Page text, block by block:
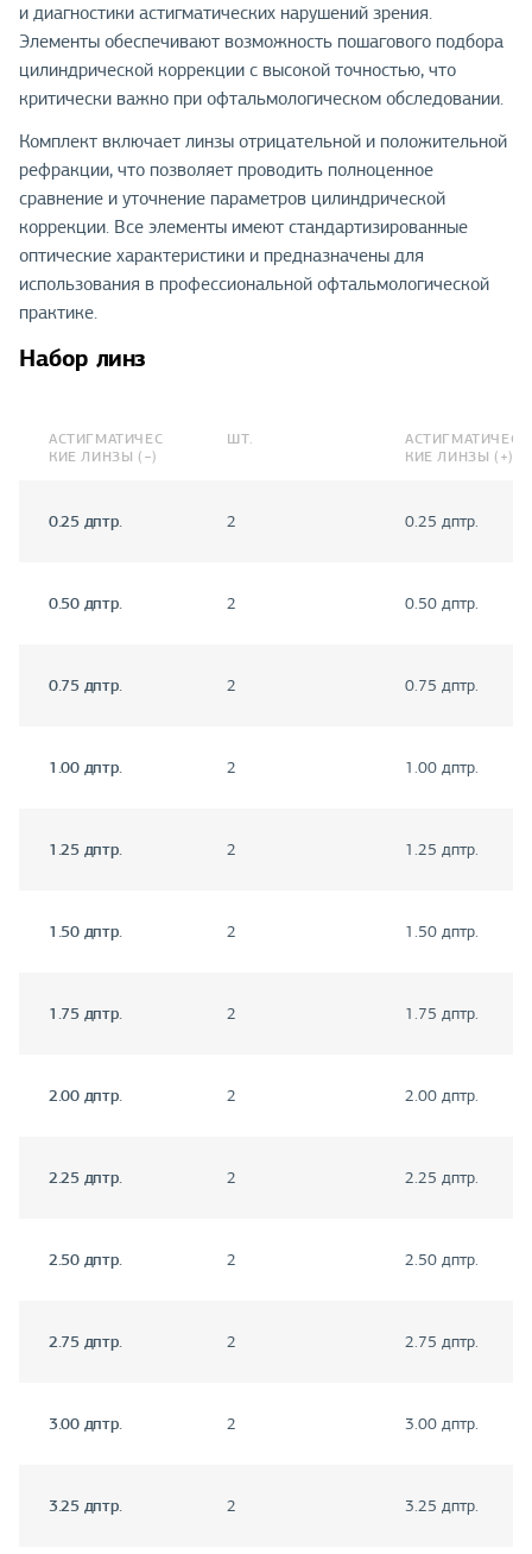
и диагностики астигматических нарушений зрения.
Элементы обеспечивают возможность пошагового подбора
цилиндрической коррекции с высокой точностью, что
критически важно при офтальмологическом обследовании.
Комплект включает линзы отрицательной и положительной
рефракции, что позволяет проводить полноценное
сравнение и уточнение параметров цилиндрической
коррекции. Все элементы имеют стандартизированные
оптические характеристики и предназначены для
использования в профессиональной офтальмологической
практике.
Набор линз
АСТИГМАТИЧЕС
КИЕ ЛИНЗЫ (−)
ШТ.
АСТИГМАТИЧЕС
КИЕ ЛИНЗЫ (+)
0.25 дптр. 2 0.25 дптр.
0.50 дптр. 2 0.50 дптр.
0.75 дптр. 2 0.75 дптр.
1.00 дптр. 2 1.00 дптр.
1.25 дптр. 2 1.25 дптр.
1.50 дптр. 2 1.50 дптр.
1.75 дптр. 2 1.75 дптр.
2.00 дптр. 2 2.00 дптр.
2.25 дптр. 2 2.25 дптр.
2.50 дптр. 2 2.50 дптр.
2.75 дптр. 2 2.75 дптр.
3.00 дптр. 2 3.00 дптр.
3.25 дптр. 2 3.25 дптр.